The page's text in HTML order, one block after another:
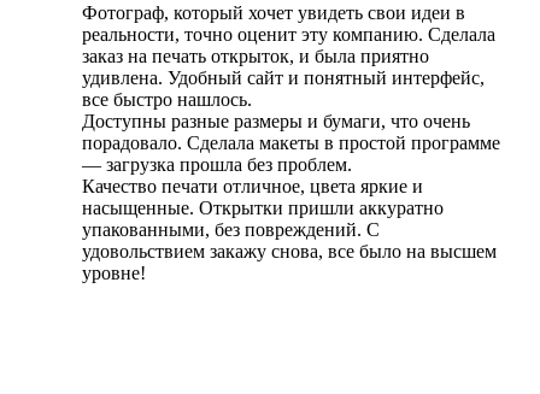
Фотограф, который хочет увидеть свои идеи в
реальности, точно оценит эту компанию. Сделала
заказ на печать открыток, и была приятно
удивлена. Удобный сайт и понятный интерфейс,
все быстро нашлось.
Доступны разные размеры и бумаги, что очень
порадовало. Сделала макеты в простой программе
— загрузка прошла без проблем.
Качество печати отличное, цвета яркие и
насыщенные. Открытки пришли аккуратно
упакованными, без повреждений. С
удовольствием закажу снова, все было на высшем
уровне!